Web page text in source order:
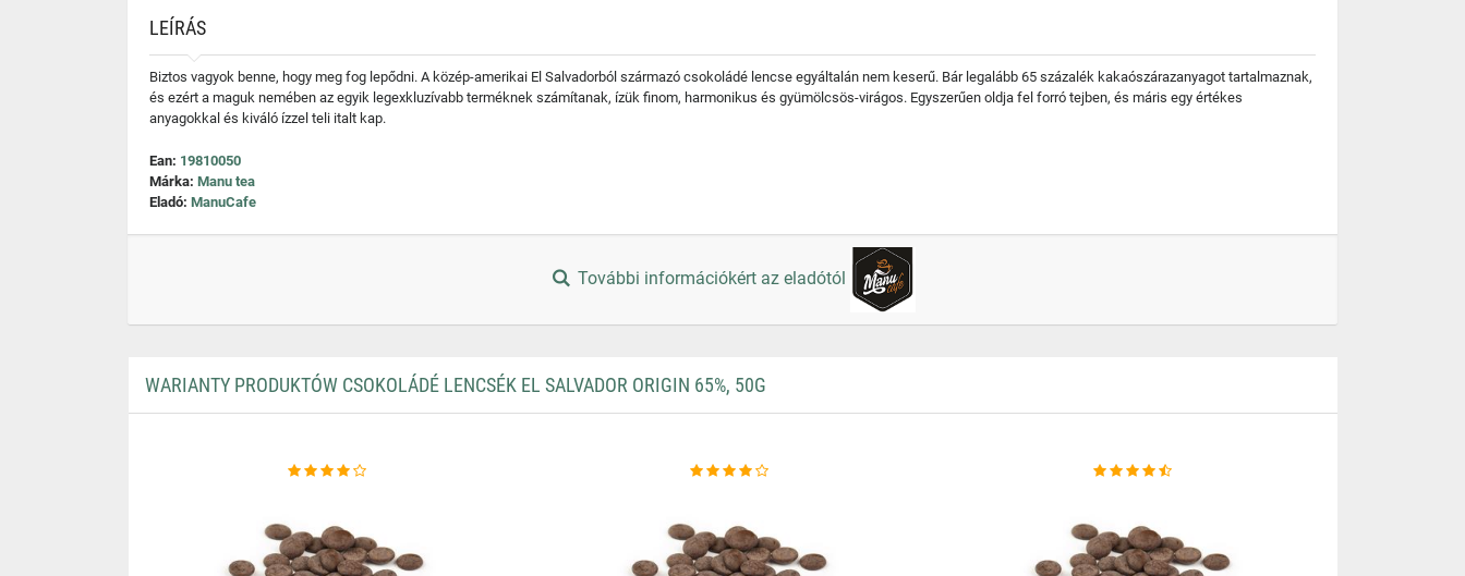
LEÍRÁS
Biztos vagyok benne, hogy meg fog lepődni. A közép-amerikai El Salvadorból származó csokoládé lencse egyáltalán nem keserű. Bár legalább 65 százalék kakaószárazanyagot tartalmaznak,
és ezért a maguk nemében az egyik legexkluzívabb terméknek számítanak, ízük finom, harmonikus és gyümölcsös-virágos. Egyszerűen oldja fel forró tejben, és máris egy értékes
anyagokkal és kiváló ízzel teli italt kap.
Ean: 19810050
Márka: Manu tea
Eladó: ManuCafe
További információkért az eladótól
WARIANTY PRODUKTÓW CSOKOLÁDÉ LENCSÉK EL SALVADOR ORIGIN 65%, 50G